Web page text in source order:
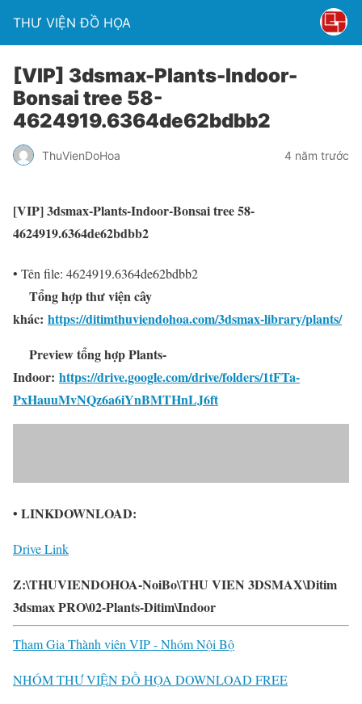
THƯ VIỆN ĐỒ HỌA
[VIP] 3dsmax-Plants-Indoor-
Bonsai tree 58-
4624919.6364de62bdbb2
ThuVienDoHoa 4 năm trước
[VIP] 3dsmax-Plants-Indoor-Bonsai tree 58-
4624919.6364de62bdbb2
• Tên file: 4624919.6364de62bdbb2
Tổng hợp thư viện cây
khác: https://ditimthuviendohoa.com/3dsmax-library/plants/
Preview tổng hợp Plants-
Indoor: https://drive.google.com/drive/folders/1tFTa-
PxHauuMvNQz6a6iYnBMTHnLJ6ft
• LINKDOWNLOAD:
Drive Link
Z:\THUVIENDOHOA-NoiBo\THU VIEN 3DSMAX\Ditim
3dsmax PRO\02-Plants-Ditim\Indoor
Tham Gia Thành viên VIP - Nhóm Nội Bộ
NHÓM THƯ VIỆN ĐỒ HỌA DOWNLOAD FREE